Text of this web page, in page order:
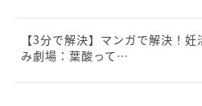
【3分で解決】マンガで解決！
み劇場：葉酸って…